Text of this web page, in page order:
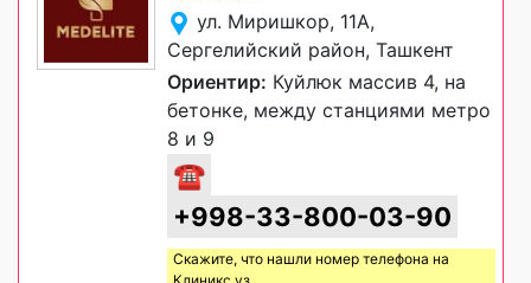
ул. Миришкор, 11A,
Сергелийский район, Ташкент
Ориентир: Куйлюк массив 4, на
бетонке, между станциями метро
8 и 9
☎
+998-33-800-03-90
Скажите, что нашли номер телефона на